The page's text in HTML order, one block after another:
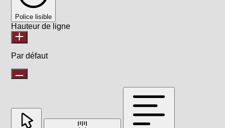
Police lisible
Hauteur de ligne
Par défaut